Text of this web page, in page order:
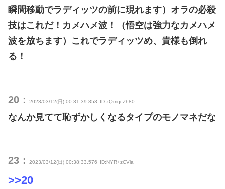
瞬間移動でラディッツの前に現れます）オラの必殺
技はこれだ！カメハメ波！（悟空は強力なカメハメ
波を放ちます）これでラディッツめ、貴様も倒れ
る！
20： 2023/03/12(日) 00:31:39.853 ID:zQmqcZh80
なんか見てて恥ずかしくなるタイプのモノマネだな
23： 2023/03/12(日) 00:38:33.576 ID:NYR+zCVla
>>20